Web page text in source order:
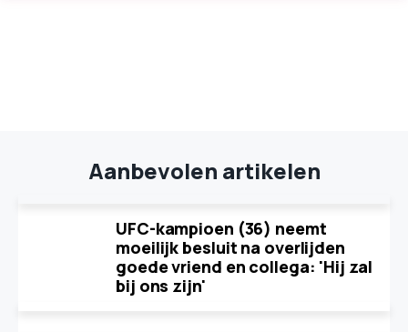
Aanbevolen artikelen
UFC-kampioen (36) neemt
moeilijk besluit na overlijden
goede vriend en collega: 'Hij zal
bij ons zijn'